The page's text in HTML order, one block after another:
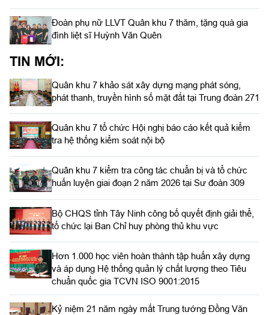
Đoàn phụ nữ LLVT Quân khu 7 thăm, tặng quà gia
đình liệt sĩ Huỳnh Văn Quên
TIN MỚI:
Quân khu 7 khảo sát xây dựng mạng phát sóng,
phát thanh, truyền hình số mặt đất tại Trung đoàn 271
Quân khu 7 tổ chức Hội nghị báo cáo kết quả kiểm
tra hệ thống kiểm soát nội bộ
Quân khu 7 kiểm tra công tác chuẩn bị và tổ chức
huấn luyện giai đoạn 2 năm 2026 tại Sư đoàn 309
Bộ CHQS tỉnh Tây Ninh công bố quyết định giải thể,
tổ chức lại Ban Chỉ huy phòng thủ khu vực
Hơn 1.000 học viên hoàn thành tập huấn xây dựng
và áp dụng Hệ thống quản lý chất lượng theo Tiêu
chuẩn quốc gia TCVN ISO 9001:2015
Kỷ niệm 21 năm ngày mất Trung tướng Đồng Văn